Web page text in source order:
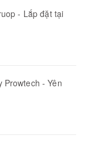
- Lắp đặt tại
Prowtech - Yên